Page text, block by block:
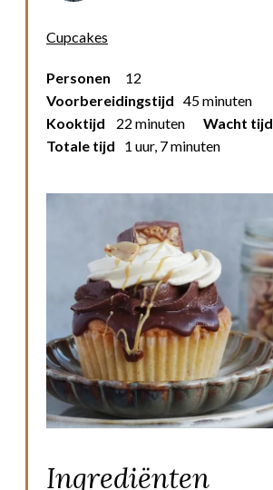
Cupcakes
Personen
12
Voorbereidingstijd 45 minuten
Kooktijd
22 minuten Wacht tijd
Totale tijd
1 uur, 7 minuten
Ingrediënten